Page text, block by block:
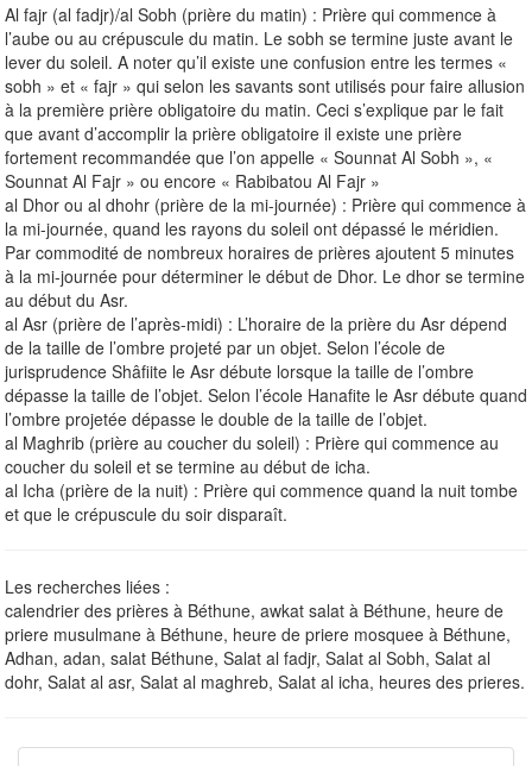
Al fajr (al fadjr)/al Sobh (prière du matin) : Prière qui commence à
l’aube ou au crépuscule du matin. Le sobh se termine juste avant le
lever du soleil. A noter qu’il existe une confusion entre les termes «
sobh » et « fajr » qui selon les savants sont utilisés pour faire allusion
à la première prière obligatoire du matin. Ceci s’explique par le fait
que avant d’accomplir la prière obligatoire il existe une prière
fortement recommandée que l’on appelle « Sounnat Al Sobh », «
Sounnat Al Fajr » ou encore « Rabibatou Al Fajr »
al Dhor ou al dhohr (prière de la mi-journée) : Prière qui commence à
la mi-journée, quand les rayons du soleil ont dépassé le méridien.
Par commodité de nombreux horaires de prières ajoutent 5 minutes
à la mi-journée pour déterminer le début de Dhor. Le dhor se termine
au début du Asr.
al Asr (prière de l’après-midi) : L’horaire de la prière du Asr dépend
de la taille de l’ombre projeté par un objet. Selon l’école de
jurisprudence Shâfiite le Asr débute lorsque la taille de l’ombre
dépasse la taille de l’objet. Selon l’école Hanafite le Asr débute quand
l’ombre projetée dépasse le double de la taille de l’objet.
al Maghrib (prière au coucher du soleil) : Prière qui commence au
coucher du soleil et se termine au début de icha.
al Icha (prière de la nuit) : Prière qui commence quand la nuit tombe
et que le crépuscule du soir disparaît.
Les recherches liées :
calendrier des prières à Béthune, awkat salat à Béthune, heure de
priere musulmane à Béthune, heure de priere mosquee à Béthune,
Adhan, adan, salat Béthune, Salat al fadjr, Salat al Sobh, Salat al
dohr, Salat al asr, Salat al maghreb, Salat al icha, heures des prieres.